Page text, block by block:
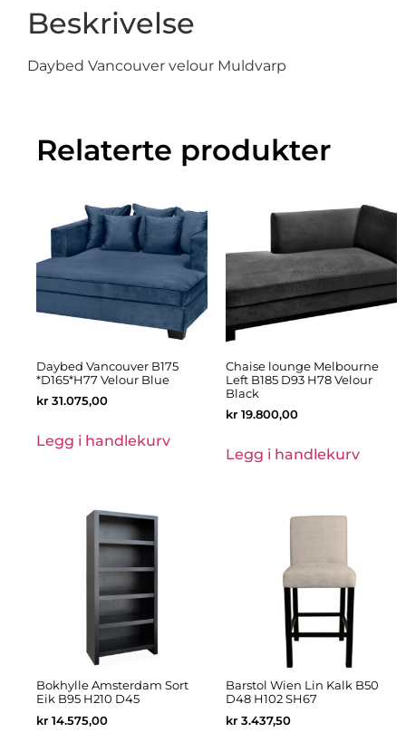
Beskrivelse
Daybed Vancouver velour Muldvarp
Relaterte produkter
Daybed Vancouver B175
*D165*H77 Velour Blue
kr 31.075,00
Legg i handlekurv
Chaise lounge Melbourne
Left B185 D93 H78 Velour
Black
kr 19.800,00
Legg i handlekurv
Bokhylle Amsterdam Sort
Eik B95 H210 D45
kr 14.575,00
Barstol Wien Lin Kalk B50
D48 H102 SH67
kr 3.437,50